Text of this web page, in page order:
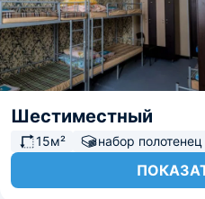
Шестиместный
15м² набор полотенец